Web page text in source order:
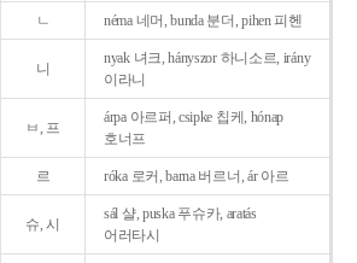
ㄴ néma 네머, bunda 분더, pihen 피헨
니
nyak 녀크, hányszor 하니소르, irány
이라니
ㅂ, 프
árpa 아르퍼, csipke 칩케, hónap
호너프
르 róka 로커, barna 버르너, ár 아르
슈, 시
sál 샬, puska 푸슈카, aratás
어러타시